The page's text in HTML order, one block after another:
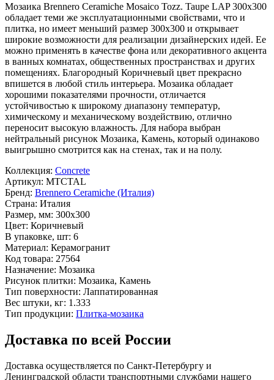
Мозаика Brennero Ceramiche Mosaico Tozz. Taupe LAP 300x300
обладает теми же эксплуатационными свойствами, что и
плитка, но имеет меньший размер 300x300 и открывает
широкие возможности для реализации дизайнерских идей. Ее
можно применять в качестве фона или декоративного акцента
в ванных комнатах, общественных пространствах и других
помещениях. Благородный Коричневый цвет прекрасно
впишется в любой стиль интерьера. Мозаика обладает
хорошими показателями прочности, отличается
устойчивостью к широкому диапазону температур,
химическому и механическому воздействию, отлично
переносит высокую влажность. Для набора выбран
нейтральный рисунок Мозаика, Камень, который одинаково
выигрышно смотрится как на стенах, так и на полу.
Коллекция: Concrete
Артикул: MTCTAL
Бренд: Brennero Ceramiche (Италия)
Страна: Италия
Размер, мм: 300x300
Цвет: Коричневый
В упаковке, шт: 6
Материал: Керамогранит
Код товара: 27564
Назначение: Мозаика
Рисунок плитки: Мозаика, Камень
Тип поверхности: Лаппатированная
Вес штуки, кг: 1.333
Тип продукции: Плитка-мозаика
Доставка по всей России
Доставка осуществляется по Санкт-Петербургу и
Ленинградской области транспортными службами нашего